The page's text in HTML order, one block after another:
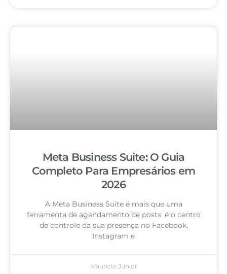
Meta Business Suite: O Guia
Completo Para Empresários em
2026
A Meta Business Suite é mais que uma
ferramenta de agendamento de posts: é o centro
de controle da sua presença no Facebook,
Instagram e
Mauricio Junior